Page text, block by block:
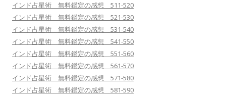
インド占星術 無料鑑定の感想 511-520
インド占星術 無料鑑定の感想 521-530
インド占星術 無料鑑定の感想 531-540
インド占星術 無料鑑定の感想 541-550
インド占星術 無料鑑定の感想 551-560
インド占星術 無料鑑定の感想 561-570
インド占星術 無料鑑定の感想 571-580
インド占星術 無料鑑定の感想 581-590